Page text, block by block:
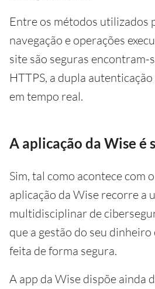
Entre os métodos utilizados
navegação e operações
site são seguras encontram-
HTTPS, a dupla
em tempo real.
A aplicação da Wise é
Sim, tal como acontece com
aplicação da Wise recorre a
multidisciplinar de
que a gestão do seu dinheiro
feita de forma segura.
A app da Wise dispõe ainda